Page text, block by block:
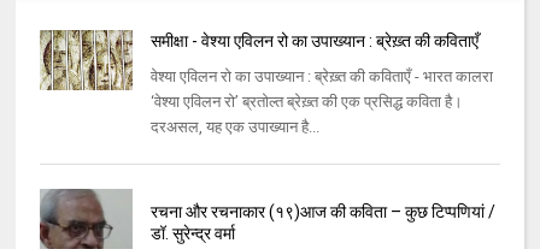
समीक्षा - वेश्या एविलन रो का उपाख्यान : ब्रेख़्त की कविताएँ
वेश्या एविलन रो का उपाख्यान : ब्रेख़्त की कविताएँ - भारत कालरा
‘वेश्या एविलन रो’ ब्रतोल्त ब्रेख़्त की एक प्रसिद्ध कविता है।
दरअसल, यह एक उपाख्यान है...
रचना और रचनाकार (१९)आज की कविता – कुछ टिप्पणियां /
डॉ. सुरेन्द्र वर्मा